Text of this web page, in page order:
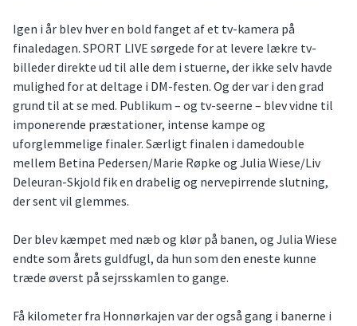
Igen i år blev hver en bold fanget af et tv-kamera på
finaledagen. SPORT LIVE sørgede for at levere lækre tv-
billeder direkte ud til alle dem i stuerne, der ikke selv havde
mulighed for at deltage i DM-festen. Og der var i den grad
grund til at se med. Publikum – og tv-seerne – blev vidne til
imponerende præstationer, intense kampe og
uforglemmelige finaler. Særligt finalen i damedouble
mellem Betina Pedersen/Marie Røpke og Julia Wiese/Liv
Deleuran-Skjold fik en drabelig og nervepirrende slutning,
der sent vil glemmes.
Der blev kæmpet med næb og klør på banen, og Julia Wiese
endte som årets guldfugl, da hun som den eneste kunne
træde øverst på sejrsskamlen to gange.
Få kilometer fra Honnørkajen var der også gang i banerne i